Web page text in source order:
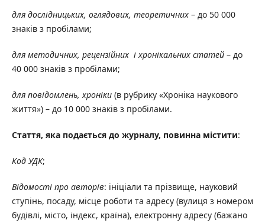
для дослідницьких, оглядових, теоретичних – до 50 000
знаків з пробілами;
для методичних, рецензійних і хронікальних статей– до
40 000 знаків з пробілами;
для повідомлень, хроніки(в рубрику «Хроніка наукового
життя») – до 10 000 знаків з пробілами.
Стаття, яка подається до журналу, повинна містити:
Код УДК;
Відомості про авторів: ініціали та прізвище, науковий
ступінь, посаду, місце роботи та адресу (вулиця з номером
будівлі, місто, індекс, країна), електронну адресу (бажано